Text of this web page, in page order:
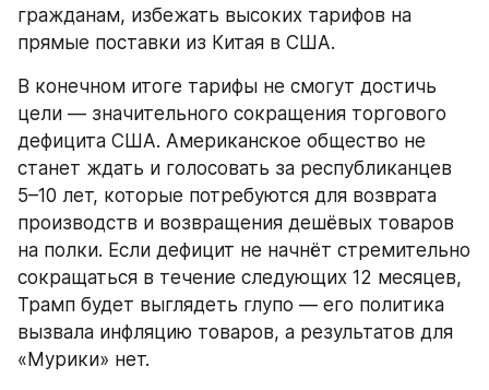
гражданам, избежать высоких тарифов на
прямые поставки из Китая в США.
В конечном итоге тарифы не смогут достичь
цели — значительного сокращения торгового
дефицита США. Американское общество не
станет ждать и голосовать за республиканцев
5–10 лет, которые потребуются для возврата
производств и возвращения дешёвых товаров
на полки. Если дефицит не начнёт стремительно
сокращаться в течение следующих 12 месяцев,
Трамп будет выглядеть глупо — его политика
вызвала инфляцию товаров, а результатов для
«Мурики» нет.